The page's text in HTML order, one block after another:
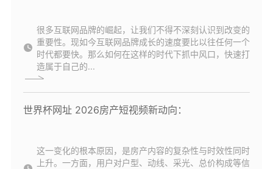
很多互联网品牌的崛起，让我们不得不深刻认识到改变的
重要性。现如今互联网品牌成长的速度要比以往任何一个
时代都要快。那么如何在这样的时代下抓中风口，快速打
造属于自己的...
世界杯网址 2026房产短视频新动向：
这一变化的根本原因，是房产内容的复杂性与时效性同时
上升。一方面，用户对户型、动线、采光、总价构成等信